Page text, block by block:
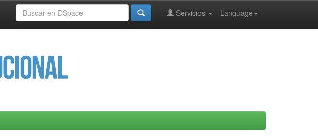
Language
Servicios